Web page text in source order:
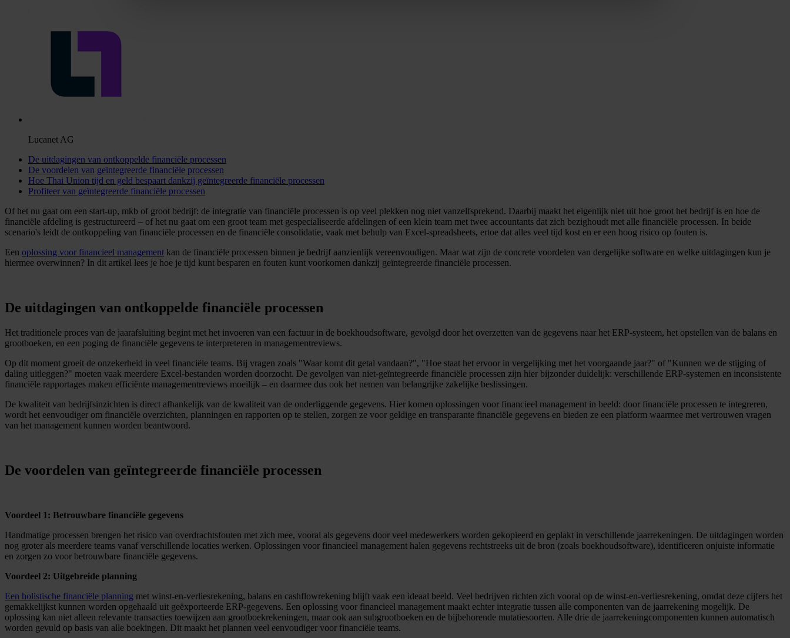
Lucanet AG
De uitdagingen van ontkoppelde financiële processen
De voordelen van geïntegreerde financiële processen
Hoe Thai Union tijd en geld bespaart dankzij geïntegreerde financiële processen
Profiteer van geïntegreerde financiële processen
Of het nu gaat om een start-up, mkb of groot bedrijf: de integratie van financiële processen is op veel plekken nog niet vanzelfsprekend. Daarbij maakt het eigenlijk niet uit hoe groot het bedrijf is en hoe de
financiële afdeling is gestructureerd – of het nu gaat om een groot team met gespecialiseerde afdelingen of een klein team met twee accountants dat zich bezighoudt met alle financiële processen. In beide
scenario's leidt de ontkoppeling van financiële processen en de financiële consolidatie, vaak met behulp van Excel-spreadsheets, ertoe dat alles veel tijd kost en er een hoog risico op fouten is.
Een oplossing voor financieel management kan de financiële processen binnen je bedrijf aanzienlijk vereenvoudigen. Maar wat zijn de concrete voordelen van dergelijke software en welke uitdagingen kun je
hiermee overwinnen? In dit artikel lees je hoe je tijd kunt besparen en fouten kunt voorkomen dankzij geïntegreerde financiële processen.
De uitdagingen van ontkoppelde financiële processen
Het traditionele proces van de jaarafsluiting begint met het invoeren van een factuur in de boekhoudsoftware, gevolgd door het overzetten van de gegevens naar het ERP-systeem, het opstellen van de balans en
grootboeken, en een poging de financiële gegevens te interpreteren in managementreviews.
Op dit moment groeit de onzekerheid in veel financiële teams. Bij vragen zoals "Waar komt dit getal vandaan?", "Hoe staat het ervoor in vergelijking met het voorgaande jaar?" of "Kunnen we de stijging of
daling uitleggen?" moeten vaak meerdere Excel-bestanden worden doorzocht. De gevolgen van niet-geïntegreerde financiële processen zijn hier bijzonder duidelijk: verschillende ERP-systemen en inconsistente
financiële rapportages maken efficiënte managementreviews moeilijk – en daarmee dus ook het nemen van belangrijke zakelijke beslissingen.
De kwaliteit van bedrijfsinzichten is direct afhankelijk van de kwaliteit van de onderliggende gegevens. Hier komen oplossingen voor financieel management in beeld: door financiële processen te integreren,
wordt het eenvoudiger om financiële overzichten, planningen en rapporten op te stellen, zorgen ze voor geldige en transparante financiële gegevens en bieden ze een platform waarmee met vertrouwen vragen
van het management kunnen worden beantwoord.
De voordelen van geïntegreerde financiële processen
Voordeel 1: Betrouwbare financiële gegevens
Handmatige processen brengen het risico van overdrachtsfouten met zich mee, vooral als gegevens door veel medewerkers worden gekopieerd en geplakt in verschillende jaarrekeningen. De uitdagingen worden
nog groter als meerdere teams vanaf verschillende locaties werken. Oplossingen voor financieel management halen gegevens rechtstreeks uit de bron (zoals boekhoudsoftware), identificeren onjuiste informatie
en zorgen zo voor betrouwbare financiële gegevens.
Voordeel 2: Uitgebreide planning
Een holistische financiële planning met winst-en-verliesrekening, balans en cashflowrekening blijft vaak een ideaal beeld. Veel bedrijven richten zich vooral op de winst-en-verliesrekening, omdat deze cijfers het
gemakkelijkst kunnen worden opgehaald uit geëxporteerde ERP-gegevens. Een oplossing voor financieel management maakt echter integratie tussen alle componenten van de jaarrekening mogelijk. De
oplossing kan niet alleen relevante transacties toewijzen aan grootboekrekeningen, maar ook aan subgrootboeken en de bijbehorende mutatiesoorten. Alle drie de jaarrekeningcomponenten kunnen automatisch
worden gevuld op basis van alle boekingen. Dit maakt het plannen veel eenvoudiger voor financiële teams.